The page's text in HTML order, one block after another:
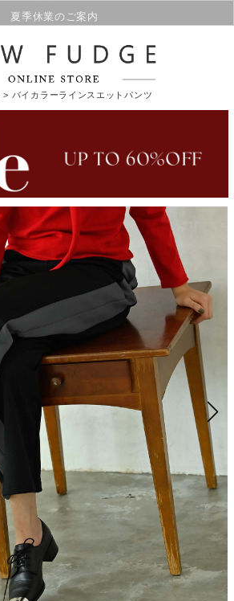
夏季休業のご案内
> バイカラーラインスエットパンツ